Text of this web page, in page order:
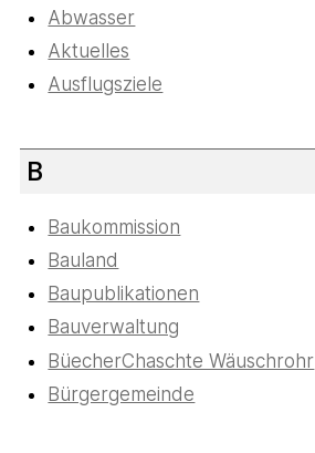
Abwasser
Aktuelles
Ausflugsziele
B
Baukommission
Bauland
Baupublikationen
Bauverwaltung
BüecherChaschte Wäuschrohr
Bürgergemeinde